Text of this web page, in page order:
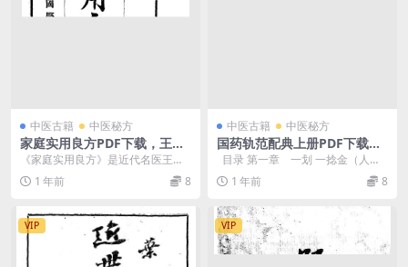
中医古籍 中医秘方
家庭实用良方PDF下载，王氏
医学丛书之一
《家庭实用良方》是近代名医王景
贤编纂的一部通俗中医验方集，成
书于20世纪30年代...
1 年前 8
中医古籍 中医秘方
国药轨范配典上册PDF下载高
月如著
目录 第一章 一划 一捻金（人参
一捻金一捻金散八仙牛郎散） ...
1 年前 8
VIP VIP